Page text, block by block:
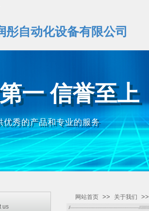
彤自动化设备有限公司
一 信誉至上
一 信誉至上
优秀的产品和专业的服务
优秀的产品和专业的服务
us
网站首页 >> 关于我们 >>